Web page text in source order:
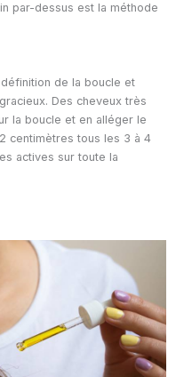
par-dessus est la méthode
de la boucle et
Des cheveux très
la boucle et en alléger le
centimètres tous les 3 à 4
actives sur toute la